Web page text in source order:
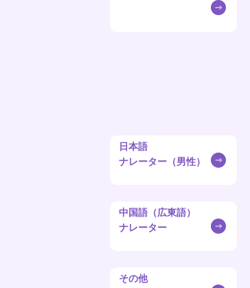
日本語
ナレーター（男性）
中国語（広東語）
ナレーター
その他